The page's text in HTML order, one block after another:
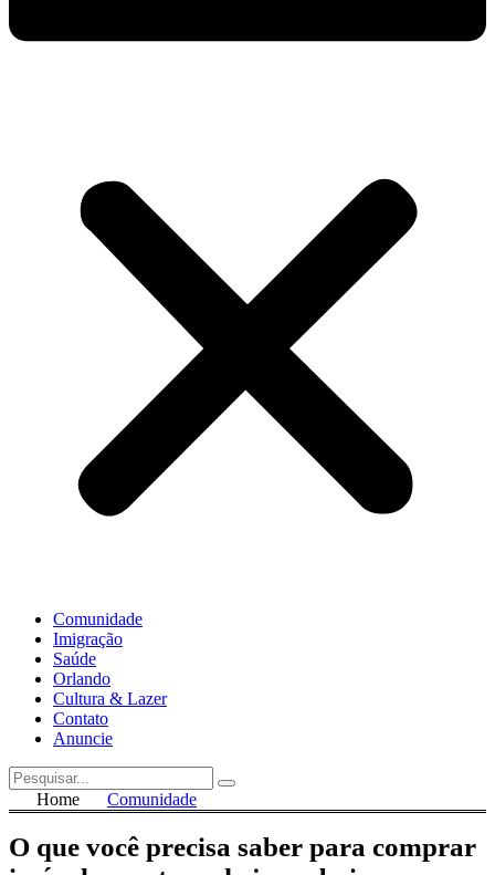
Comunidade
Imigração
Saúde
Orlando
Cultura & Lazer
Contato
Anuncie
Home Comunidade
O que você precisa saber para comprar